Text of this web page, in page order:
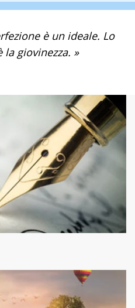
è un ideale. Lo
giovinezza. »